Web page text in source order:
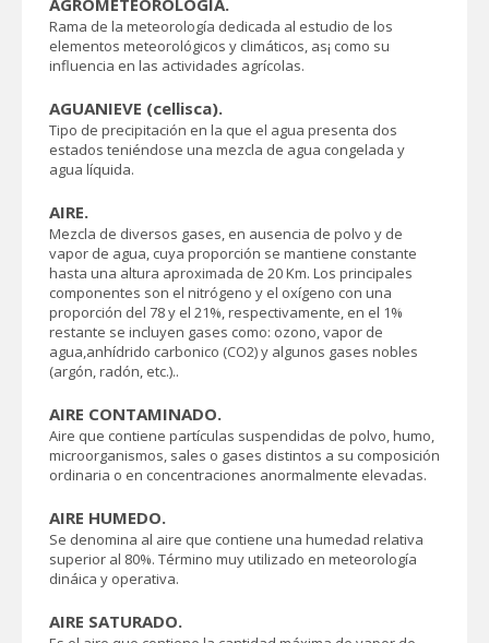
AGROMETEOROLOGIA.
Rama de la meteorología dedicada al estudio de los
elementos meteorológicos y climáticos, as¡ como su
influencia en las actividades agrícolas.
AGUANIEVE (cellisca).
Tipo de precipitación en la que el agua presenta dos
estados teniéndose una mezcla de agua congelada y
agua líquida.
AIRE.
Mezcla de diversos gases, en ausencia de polvo y de
vapor de agua, cuya proporción se mantiene constante
hasta una altura aproximada de 20 Km. Los principales
componentes son el nitrógeno y el oxígeno con una
proporción del 78 y el 21%, respectivamente, en el 1%
restante se incluyen gases como: ozono, vapor de
agua,anhídrido carbonico (CO2) y algunos gases nobles
(argón, radón, etc.)..
AIRE CONTAMINADO.
Aire que contiene partículas suspendidas de polvo, humo,
microorganismos, sales o gases distintos a su composición
ordinaria o en concentraciones anormalmente elevadas.
AIRE HUMEDO.
Se denomina al aire que contiene una humedad relativa
superior al 80%. Término muy utilizado en meteorología
dináica y operativa.
AIRE SATURADO.